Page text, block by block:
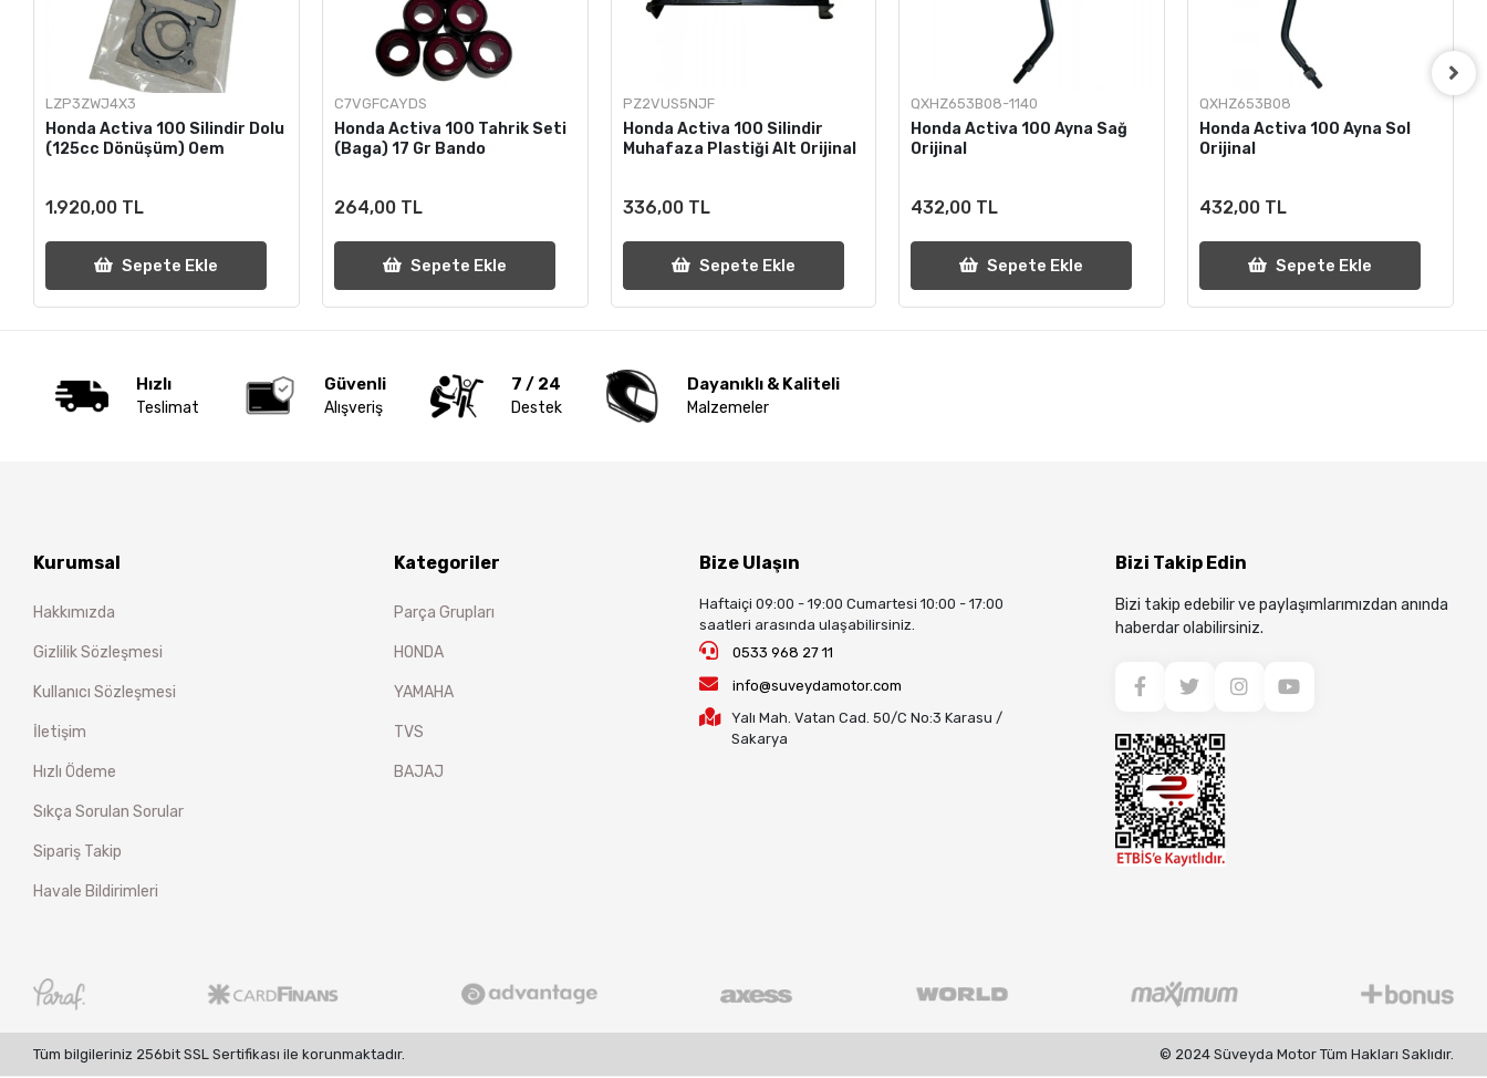
LZP3ZWJ4X3
Honda Activa 100 Silindir Dolu
(125cc Dönüşüm) Oem
1.920,00 TL
Sepete Ekle
C7VGFCAYDS
Honda Activa 100 Tahrik Seti
(Baga) 17 Gr Bando
264,00 TL
Sepete Ekle
PZ2VUS5NJF
Honda Activa 100 Silindir
Muhafaza Plastiği Alt Orijinal
336,00 TL
Sepete Ekle
QXHZ653B08-1140
Honda Activa 100 Ayna Sağ
Orijinal
432,00 TL
Sepete Ekle
QXHZ653B08
Honda Activa 100 Ayna Sol
Orijinal
432,00 TL
Sepete Ekle
Hızlı
Teslimat
Güvenli
Alışveriş
7 / 24
Destek
Dayanıklı & Kaliteli
Malzemeler
Kurumsal
Hakkımızda
Gizlilik Sözleşmesi
Kullanıcı Sözleşmesi
İletişim
Hızlı Ödeme
Sıkça Sorulan Sorular
Sipariş Takip
Havale Bildirimleri
Kategoriler
Parça Grupları
HONDA
YAMAHA
TVS
BAJAJ
Bize Ulaşın
Haftaiçi 09:00 - 19:00 Cumartesi 10:00 - 17:00
saatleri arasında ulaşabilirsiniz.
0533 968 27 11
info@suveydamotor.com
Yalı Mah. Vatan Cad. 50/C No:3 Karasu /
Sakarya
Bizi Takip Edin
Bizi takip edebilir ve paylaşımlarımızdan anında
haberdar olabilirsiniz.
Tüm bilgileriniz 256bit SSL Sertifikası ile korunmaktadır. © 2024 Süveyda Motor Tüm Hakları Saklıdır.